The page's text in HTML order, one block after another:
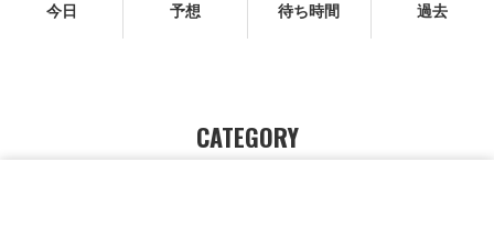
今日 予想 待ち時間 過去
CATEGORY